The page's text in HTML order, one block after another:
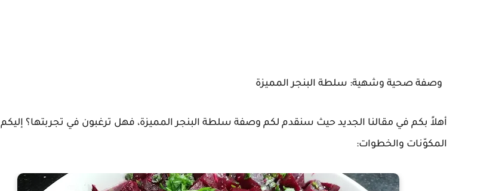
وصفة صحية وشهية: سلطة البنجر المميزة
أهلاً بكم في مقالنا الجديد حيث سنقدم لكم وصفة سلطة البنجر المميزة، فهل ترغبون في تجربتها؟ إليكم
المكوّنات والخطوات: